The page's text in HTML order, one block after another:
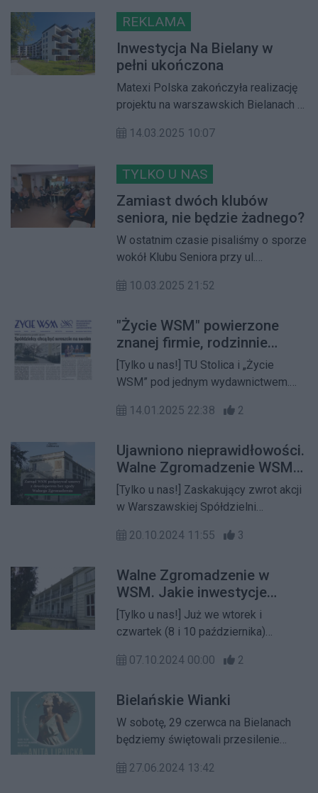
bardzo wdzięczne i pożyteczne ptaki,
bliskie sąsiedztwo człowieka. Co
roku gniazdują również na Bielanach,
m.in. na moim osiedlu –
Chomiczówce.
REKLAMA
Inwestycja Na Bielany w
pełni ukończona
Matexi Polska zakończyła realizację
projektu na warszawskich Bielanach w
Mazowieckich. W ramach trzech
dostarczyła łącznie 369 mieszkań. W
ostatnie mieszkanie 3-pokojowe oraz
dwa lokale usługowe. W znajdującej
się w pobliżu, również zakończonej
inwestycji - „Sokratesa 11A” - w
gotowych mieszkań
14.03.2025 10:07
TYLKO U NAS
Zamiast dwóch klubów
seniora, nie będzie żadnego?
W ostatnim czasie pisaliśmy o sporze
wokół Klubu Seniora przy ul.
Podczas komisji Rady Dzielnicy
mieszkańcom przedłużenie umowy
dla klubu na Wawrzyszewie, a także
że taki sam klub ma być na Żoliborzu.
10.03.2025 21:52
"Życie WSM" powierzone
znanej firmie, rodzinnie
powiązanej z byłą żoliborską
radną
[Tylko u nas!] TU Stolica i „Życie
WSM” pod jednym wydawnictwem.
teraz zarówno media
gazeta będą „prawdziwe”.
Tymczasem, w ostatnim numerze nie
było nawet informacji o ostatnim
Walnym Zgromadzeniu.
14.01.2025 22:38 2
Ujawniono nieprawidłowości.
Walne Zgromadzenie WSM
sprzeciwiło się inwestycjom
deweloperskim
[Tylko u nas!] Zaskakujący zwrot akcji
w Warszawskiej Spółdzielni
oprotestowali proponowane
Lindego.
20.10.2024 11:55 3
Walne Zgromadzenie w
WSM. Jakie inwestycje
deweloperskie chce
prowadzić Spółdzielnia?
[Tylko u nas!] Już we wtorek i
czwartek (8 i 10 października)
Warszawskiej Spółdzielni
zaplanowano punkty dotyczące
budowy dwóch inwestycji w systemie
deweloperskim!
07.10.2024 00:00 2
Bielańskie Wianki
W sobotę, 29 czerwca na Bielanach
będziemy świętowali przesilenie
na Kępie Potockiej. Na początek
27.06.2024 13:42